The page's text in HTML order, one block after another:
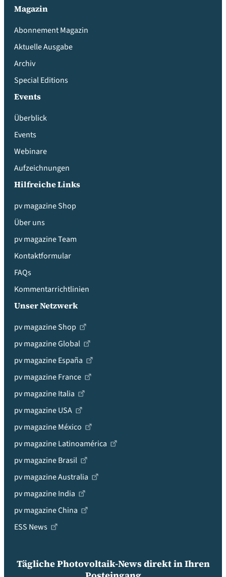
Magazin
Abonnement Magazin
Aktuelle Ausgabe
Archiv
Special Editions
Events
Überblick
Events
Webinare
Aufzeichnungen
Hilfreiche Links
pv magazine Shop
Über uns
pv magazine Team
Kontaktformular
FAQs
Kommentarrichtlinien
Unser Netzwerk
pv magazine Shop
pv magazine Global
pv magazine España
pv magazine France
pv magazine Italia
pv magazine USA
pv magazine México
pv magazine Latinoamérica
pv magazine Brasil
pv magazine Australia
pv magazine India
pv magazine China
ESS News
Tägliche Photovoltaik-News direkt in Ihren